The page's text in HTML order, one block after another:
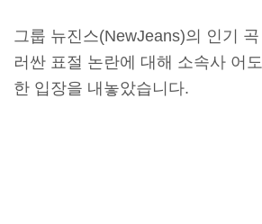
그룹 뉴진스(NewJeans)의 인기
러싼 표절 논란에 대해 소속사 어
한 입장을 내놓았습니다.